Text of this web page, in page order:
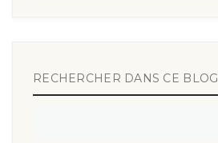
RECHERCHER DANS CE BLOG